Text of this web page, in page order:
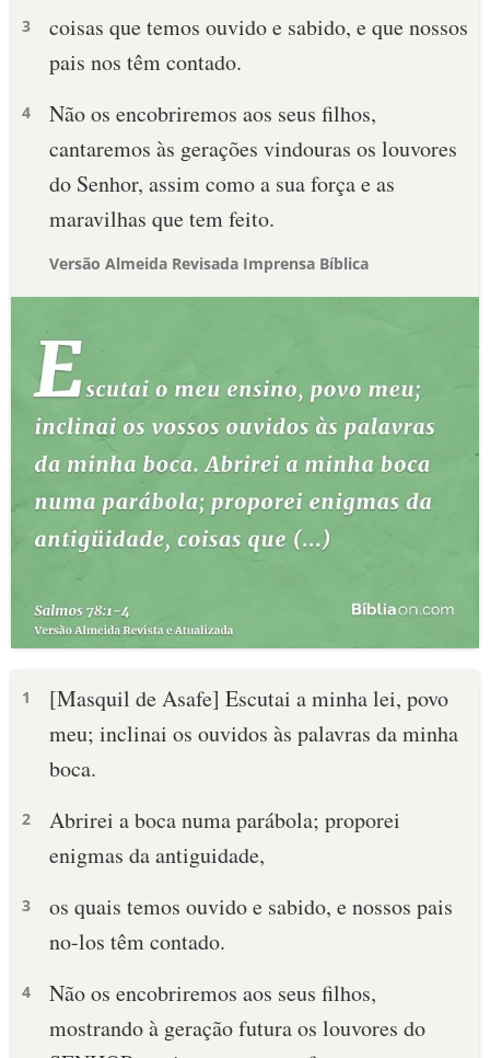
3
coisas que temos ouvido e sabido, e que nossos
pais nos têm contado.
4
Não os encobriremos aos seus filhos,
cantaremos às gerações vindouras os louvores
do Senhor, assim como a sua força e as
maravilhas que tem feito.
Versão Almeida Revisada Imprensa Bíblica
1
[Masquil de Asafe] Escutai a minha lei, povo
meu; inclinai os ouvidos às palavras da minha
boca.
2
Abrirei a boca numa parábola; proporei
enigmas da antiguidade,
3
os quais temos ouvido e sabido, e nossos pais
no-los têm contado.
4
Não os encobriremos aos seus filhos,
mostrando à geração futura os louvores do